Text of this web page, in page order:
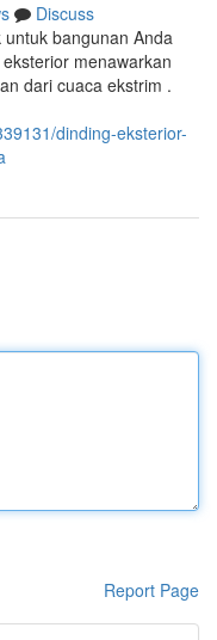
Discuss
bangunan Anda
menawarkan
dari cuaca ekstrim .
dinding-eksterior-
Report Page